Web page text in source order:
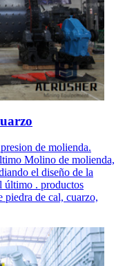
de molienda.
Molino de molienda,
el diseño de la
último . productos
de cal, cuarzo,